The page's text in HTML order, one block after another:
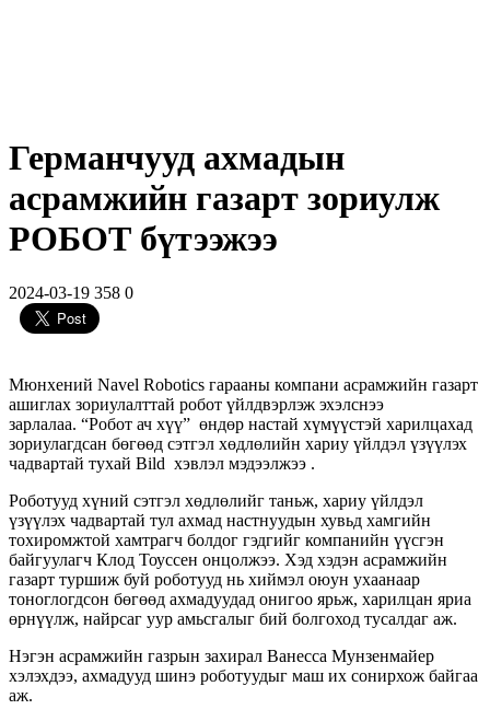
Германчууд ахмадын
асрамжийн газарт зориулж
РОБОТ бүтээжээ
2024-03-19 358 0
Мюнхений Navel Robotics гарааны компани асрамжийн газарт
ашиглах зориулалттай робот үйлдвэрлэж эхэлснээ
зарлалаа. “Робот ач хүү” өндөр настай хүмүүстэй харилцахад
зориулагдсан бөгөөд сэтгэл хөдлөлийн хариу үйлдэл үзүүлэх
чадвартай тухай Bild хэвлэл мэдээлжээ .
Роботууд хүний ​​сэтгэл хөдлөлийг таньж, хариу үйлдэл
үзүүлэх чадвартай тул ахмад настнуудын хувьд хамгийн
тохиромжтой хамтрагч болдог гэдгийг компанийн үүсгэн
байгуулагч Клод Тоуссен онцолжээ. Хэд хэдэн асрамжийн
газарт туршиж буй роботууд нь хиймэл оюун ухаанаар
тоноглогдсон бөгөөд ахмадуудад онигоо ярьж, харилцан яриа
өрнүүлж, найрсаг уур амьсгалыг бий болгоход тусалдаг аж.
Нэгэн асрамжийн газрын захирал Ванесса Мунзенмайер
хэлэхдээ, ахмадууд шинэ роботуудыг маш их сонирхож байгаа
аж.